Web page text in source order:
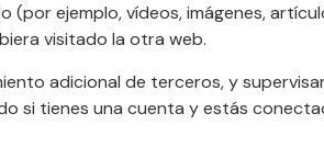
ejemplo, vídeos, imágenes,
visitado la otra web.
adicional de terceros, y
si tienes una cuenta y estás